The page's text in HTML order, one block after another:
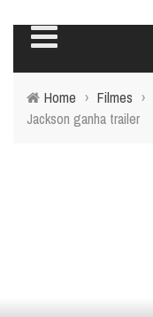
Home › Filmes ›
Jackson ganha trailer